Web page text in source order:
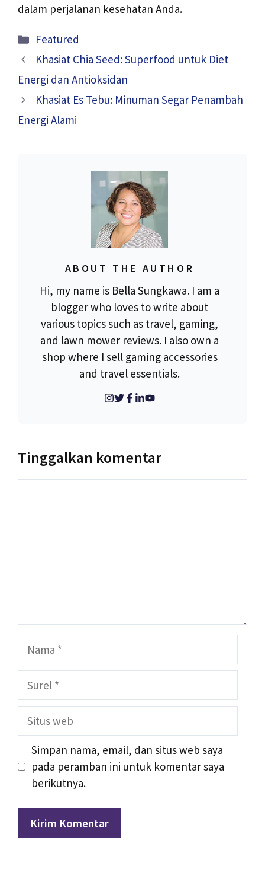
dalam perjalanan kesehatan Anda.
Kategori
Featured
Khasiat Chia Seed: Superfood untuk Diet
Energi dan Antioksidan
Khasiat Es Tebu: Minuman Segar Penambah
Energi Alami
ABOUT THE AUTHOR
Hi, my name is Bella Sungkawa. I am a
blogger who loves to write about
various topics such as travel, gaming,
and lawn mower reviews. I also own a
shop where I sell gaming accessories
and travel essentials.
Tinggalkan komentar
Nama
Surel
Situs
Simpan nama, email, dan situs web saya
pada peramban ini untuk komentar saya
berikutnya.